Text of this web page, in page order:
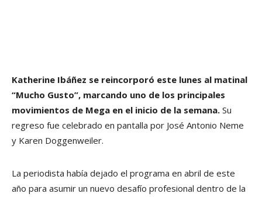
Katherine Ibáñez se reincorporó este lunes al matinal
“Mucho Gusto”, marcando uno de los principales
movimientos de Mega en el inicio de la semana. Su
regreso fue celebrado en pantalla por José Antonio Neme
y Karen Doggenweiler.
La periodista había dejado el programa en abril de este
año para asumir un nuevo desafío profesional dentro de la